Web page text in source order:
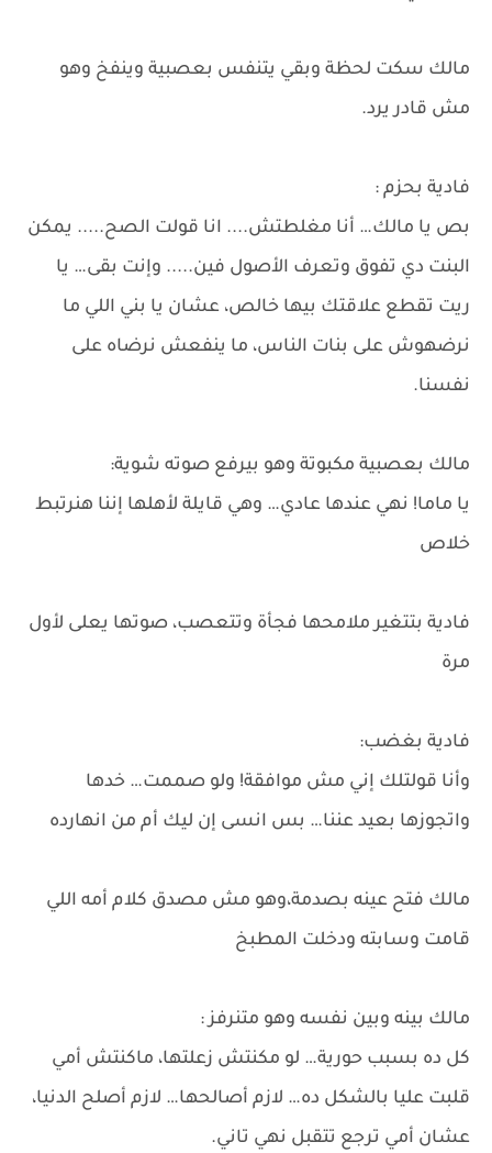
مالك سكت لحظة وبقي يتنفس بعصبية وينفخ وهو
مش قادر يرد.
فادية بحزم :
بص يا مالك… أنا مغلطتش.... انا قولت الصح..... يمكن
البنت دي تفوق وتعرف الأصول فين..... وإنت بقى… يا
ريت تقطع علاقتك بيها خالص، عشان يا بني اللي ما
نرضهوش على بنات الناس، ما ينفعش نرضاه على
نفسنا.
مالك بعصبية مكبوتة وهو بيرفع صوته شوية:
يا ماما! نهي عندها عادي… وهي قايلة لأهلها إننا هنرتبط
خلاص
فادية بتتغير ملامحها فجأة وتتعصب، صوتها يعلى لأول
مرة
فادية بغضب:
وأنا قولتلك إني مش موافقة! ولو صممت… خدها
واتجوزها بعيد عننا… بس انسى إن ليك أم من انهارده
مالك فتح عينه بصدمة،وهو مش مصدق كلام أمه اللي
قامت وسابته ودخلت المطبخ
مالك بينه وبين نفسه وهو متنرفز :
كل ده بسبب حورية… لو مكنتش زعلتها، ماكنتش أمي
قلبت عليا بالشكل ده… لازم أصالحها… لازم أصلح الدنيا،
عشان أمي ترجع تتقبل نهي تاني.